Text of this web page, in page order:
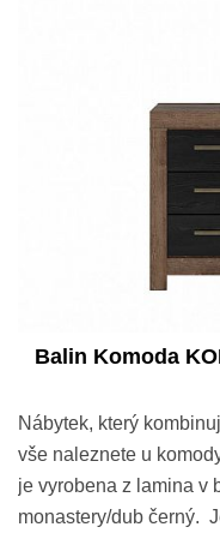
Balin Komoda
Nábytek, který
vše naleznete u
je vyrobena z lamina v
monastery/dub černý.